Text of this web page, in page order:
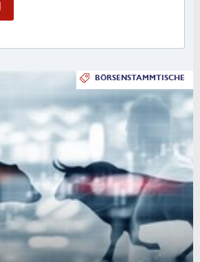
BÖRSENSTAMMTISCHE